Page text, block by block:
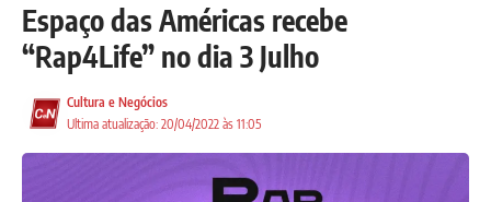
Espaço das Américas recebe
“Rap4Life” no dia 3 Julho
Ultima atualização: 20/04/2022 às 11:05
Cultura e Negócios